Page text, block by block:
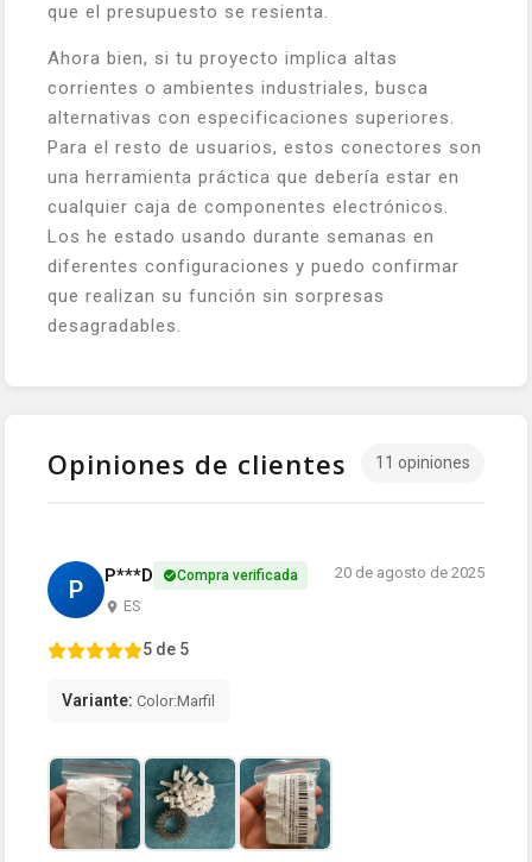
que el presupuesto se resienta.
Ahora bien, si tu proyecto implica altas
corrientes o ambientes industriales, busca
alternativas con especificaciones superiores.
Para el resto de usuarios, estos conectores son
una herramienta práctica que debería estar en
cualquier caja de componentes electrónicos.
Los he estado usando durante semanas en
diferentes configuraciones y puedo confirmar
que realizan su función sin sorpresas
desagradables.
Opiniones de clientes 11 opiniones
P P***D Compra verificada
ES
20 de agosto de 2025
5 de 5
Variante: Color:Marfil